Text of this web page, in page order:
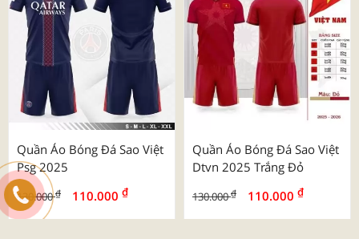
Quần Áo Bóng Đá Sao Việt
Psg 2025
130.000₫ 110.000 ₫
Quần Áo Bóng Đá Sao Việt
Dtvn 2025 Trắng Đỏ
130.000₫ 110.000 ₫